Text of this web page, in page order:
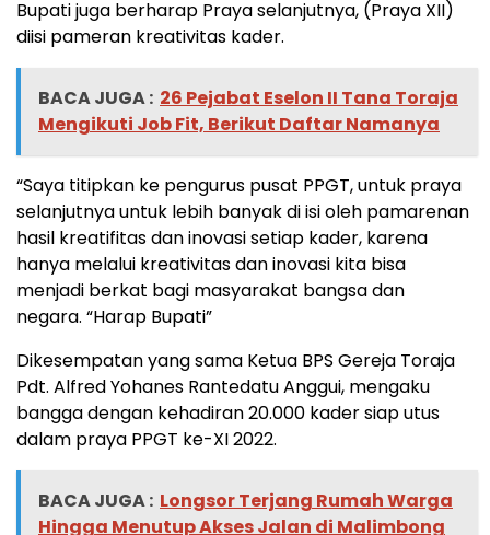
Bupati juga berharap Praya selanjutnya, (Praya XII)
diisi pameran kreativitas kader.
BACA JUGA : 26 Pejabat Eselon II Tana Toraja
Mengikuti Job Fit, Berikut Daftar Namanya
“Saya titipkan ke pengurus pusat PPGT, untuk praya
selanjutnya untuk lebih banyak di isi oleh pamarenan
hasil kreatifitas dan inovasi setiap kader, karena
hanya melalui kreativitas dan inovasi kita bisa
menjadi berkat bagi masyarakat bangsa dan
negara. “Harap Bupati”
Dikesempatan yang sama Ketua BPS Gereja Toraja
Pdt. Alfred Yohanes Rantedatu Anggui, mengaku
bangga dengan kehadiran 20.000 kader siap utus
dalam praya PPGT ke-XI 2022.
BACA JUGA : Longsor Terjang Rumah Warga
Hingga Menutup Akses Jalan di Malimbong